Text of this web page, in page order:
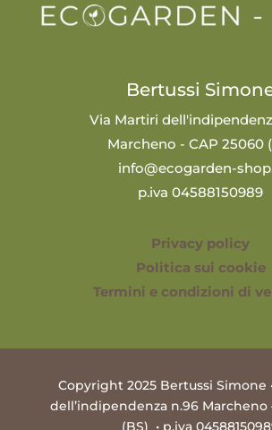
Bertussi
Via Martiri
Marcheno - CAP 25060
info@ecogarden-
p.iva 04588150989
Privacy policy
Politica sui cookie
Termini e condizioni di
Copyright 2025 Bertussi Simone
dell’indipendenza n.96 Marcheno
(BS) • p.iva